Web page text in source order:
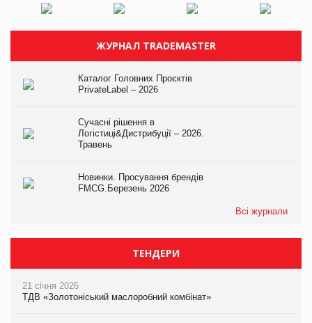
ЖУРНАЛ TRADEMASTER
Каталог Головних Проєктів
PrivateLabel – 2026
Сучасні рішення в
Логістиці&Дистрибуції – 2026.
Травень
Новинки. Просування брендів
FMCG.Березень 2026
Всі журнали
ТЕНДЕРИ
21 січня 2026
ТДВ «Золотоніський маслоробний комбінат»